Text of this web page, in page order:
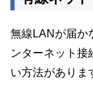
無線LANが届か
ンターネット接
い方法がありま